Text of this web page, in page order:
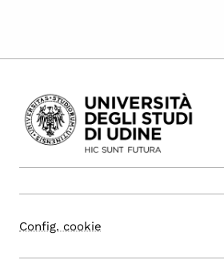
Config. cookie